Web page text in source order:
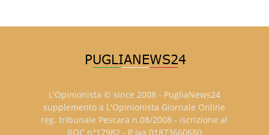
L'Opinionista © since 2008 - PugliaNews24
supplemento a L'Opinionista Giornale Online
reg. tribunale Pescara n.08/2008 - iscrizione al
ROC n°17982 - P.iva 01873660680